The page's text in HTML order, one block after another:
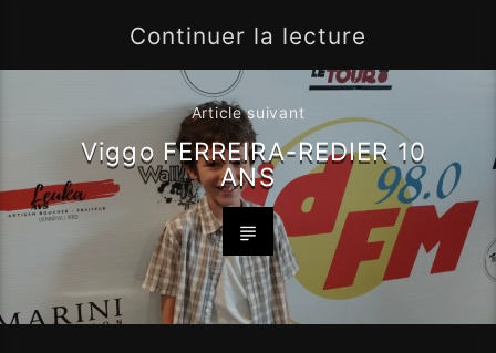
Continuer la lecture
Article suivant
Viggo FERREIRA-REDIER 10
ANS